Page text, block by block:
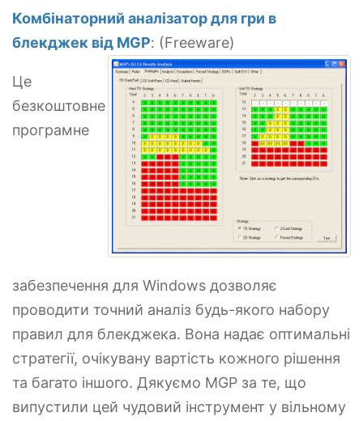
Комбінаторний аналізатор для гри в
блекджек від MGP: (Freeware)
Це
безкоштовне
програмне
забезпечення для Windows дозволяє
проводити точний аналіз будь-якого набору
правил для блекджека. Вона надає оптимальні
стратегії, очікувану вартість кожного рішення
та багато іншого. Дякуємо MGP за те, що
випустили цей чудовий інструмент у вільному